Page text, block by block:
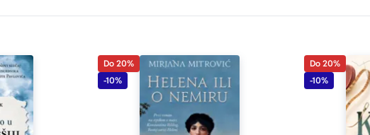
Do 20%
-10%
Do 20%
-10%